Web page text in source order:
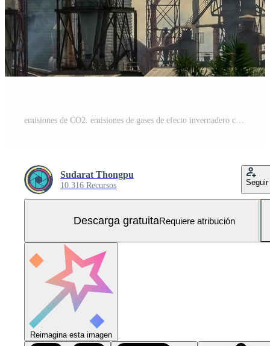
emisiones de CO2. emisiones de gases de efecto invernadero co2 de las chimeneas de las fábricas. gas de dióxido de carbono contaminación climática global del aire. dióxido de carbono en la atmósfera terrestre. gases de efecto invernadero. emisiones de humo de las chimeneas. Foto Gratis
Sudarat Thongpu
10.316 Recursos Seguir
Descarga gratuitaRequiere atribución
Reimagina esta imagen